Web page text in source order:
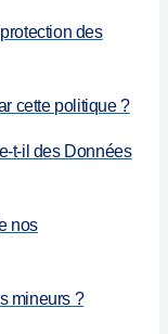
des
cette politique ?
t-il des Données
nos
mineurs ?